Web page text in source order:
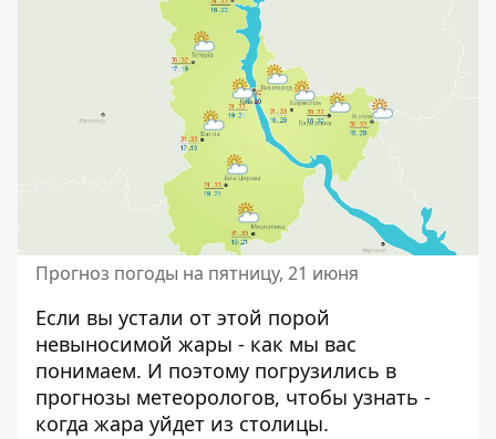
Прогноз погоды на пятницу, 21 июня
Если вы устали от этой порой
невыносимой жары - как мы вас
понимаем. И поэтому погрузились в
прогнозы метеорологов, чтобы узнать -
когда жара уйдет из столицы.